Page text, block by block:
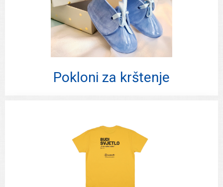
Pokloni za krštenje